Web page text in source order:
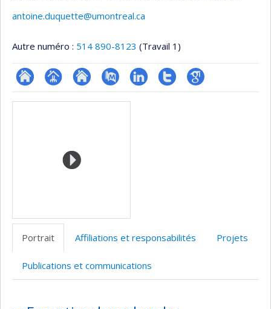
antoine.duquette@umontreal.ca
Autre numéro : 514 890-8123 (Travail 1)
ResearchGate
Page Site
de
recherche
PubMedLinkedInCompteGoogle
Médias
Portrait Affiliations et responsabilités Projets
Publications et communications